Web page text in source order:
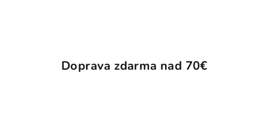
Doprava zdarma nad 70€